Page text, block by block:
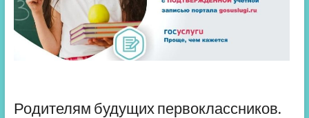
Родителям будущих первоклассников.